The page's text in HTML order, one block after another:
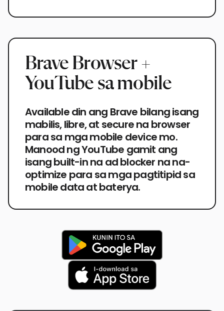
Brave Browser +
YouTube sa mobile
Available din ang Brave bilang isang
mabilis, libre, at secure na browser
para sa mga mobile device mo.
Manood ng YouTube gamit ang
isang built-in na ad blocker na na-
optimize para sa mga pagtitipid sa
mobile data at baterya.